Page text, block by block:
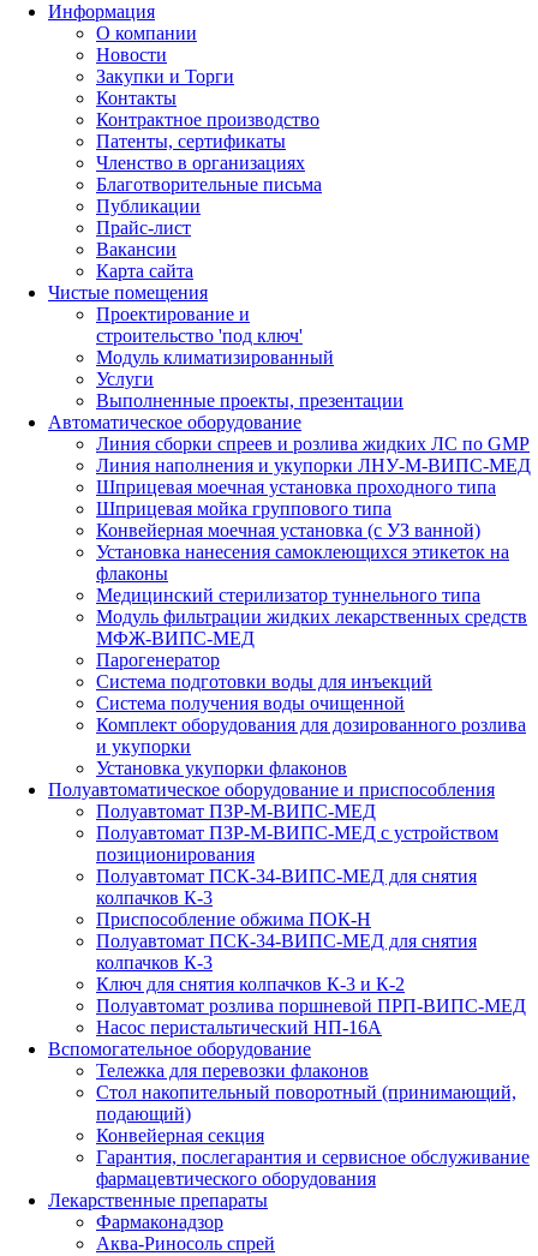
Информация
О компании
Новости
Закупки и Торги
Контакты
Контрактное производство
Патенты, сертификаты
Членство в организациях
Благотворительные письма
Публикации
Прайс-лист
Вакансии
Карта сайта
Чистые помещения
Проектирование и
строительство 'под ключ'
Модуль климатизированный
Услуги
Выполненные проекты, презентации
Автоматическое оборудование
Линия сборки спреев и розлива жидких ЛС по GMP
Линия наполнения и укупорки ЛНУ-М-ВИПС-МЕД
Шприцевая моечная установка проходного типа
Шприцевая мойка группового типа
Конвейерная моечная установка (с УЗ ванной)
Установка нанесения самоклеющихся этикеток на
флаконы
Медицинский стерилизатор туннельного типа
Модуль фильтрации жидких лекарственных средств
МФЖ-ВИПС-МЕД
Парогенератор
Система подготовки воды для инъекций
Система получения воды очищенной
Комплект оборудования для дозированного розлива
и укупорки
Установка укупорки флаконов
Полуавтоматическое оборудование и приспособления
Полуавтомат ПЗР-М-ВИПС-МЕД
Полуавтомат ПЗР-М-ВИПС-МЕД с устройством
позиционирования
Полуавтомат ПСК-34-ВИПС-МЕД для снятия
колпачков К-3
Приспособление обжима ПОК-Н
Полуавтомат ПСК-34-ВИПС-МЕД для снятия
колпачков К-3
Ключ для снятия колпачков К-3 и К-2
Полуавтомат розлива поршневой ПРП-ВИПС-МЕД
Насос перистальтический НП-16А
Вспомогательное оборудование
Тележка для перевозки флаконов
Стол накопительный поворотный (принимающий,
подающий)
Конвейерная секция
Гарантия, послегарантия и сервисное обслуживание
фармацевтического оборудования
Лекарственные препараты
Фармаконадзор
Аква-Риносоль спрей